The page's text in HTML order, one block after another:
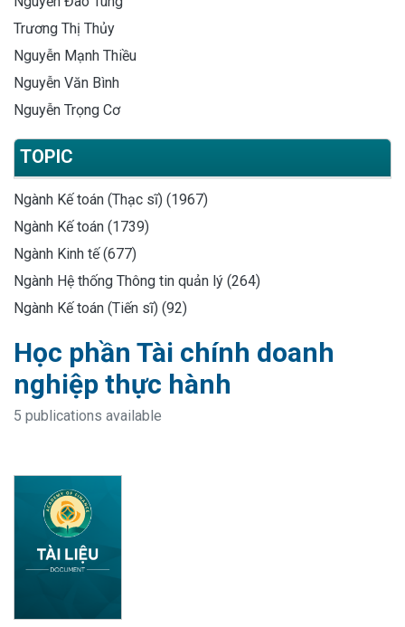
Trương Thị Thủy
Nguyễn Mạnh Thiều
Nguyễn Văn Bình
Nguyễn Trọng Cơ
TOPIC
Ngành Kế toán (Thạc sĩ) (1967)
Ngành Kế toán (1739)
Ngành Kinh tế (677)
Ngành Hệ thống Thông tin quản lý (264)
Ngành Kế toán (Tiến sĩ) (92)
Học phần Tài chính doanh
nghiệp thực hành
5 publications available